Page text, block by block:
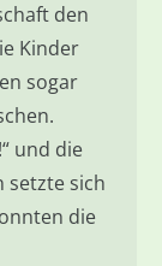
den
Kinder
sogar
und die
setzte sich
die